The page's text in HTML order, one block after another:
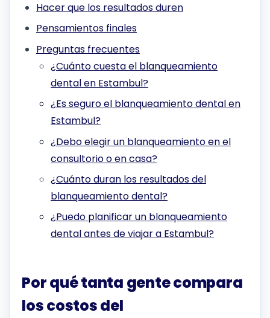
Hacer que los resultados duren
Pensamientos finales
Preguntas frecuentes
¿Cuánto cuesta el blanqueamiento
dental en Estambul?
¿Es seguro el blanqueamiento dental en
Estambul?
¿Debo elegir un blanqueamiento en el
consultorio o en casa?
¿Cuánto duran los resultados del
blanqueamiento dental?
¿Puedo planificar un blanqueamiento
dental antes de viajar a Estambul?
Por qué tanta gente compara
los costos del